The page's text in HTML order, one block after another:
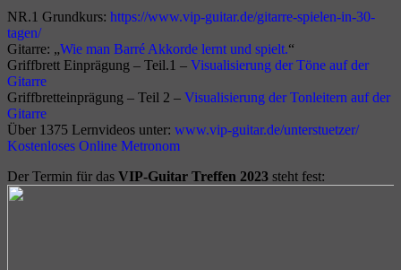
NR.1 Grundkurs: https://www.vip-guitar.de/gitarre-spielen-in-30-
tagen/
Gitarre: „Wie man Barré Akkorde lernt und spielt.“
Griffbrett Einprägung – Teil.1 – Visualisierung der Töne auf der
Gitarre
Griffbretteinprägung – Teil 2 – Visualisierung der Tonleitern auf der
Gitarre
Über 1375 Lernvideos unter: www.vip-guitar.de/unterstuetzer/
Kostenloses Online Metronom
Der Termin für das VIP-Guitar Treffen 2023 steht fest: